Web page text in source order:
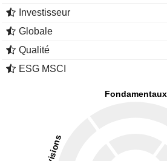
Investisseur
Globale
Qualité
ESG MSCI